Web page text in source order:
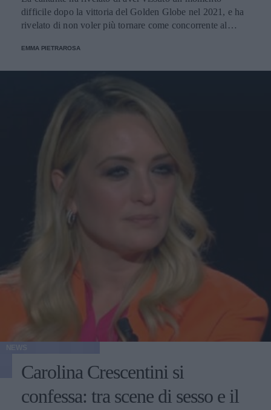
difficile dopo la vittoria del Golden Globe nel 2021, e ha
rivelato di non voler più tornare come concorrente al
EMMA PIETRAROSA
Carolina Crescentini si
confessa: tra scene di sesso e il